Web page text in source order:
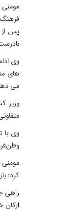
پس از
وی
های
می
وزیر
وی با
مومنی
کرد:
راهی
ارکان